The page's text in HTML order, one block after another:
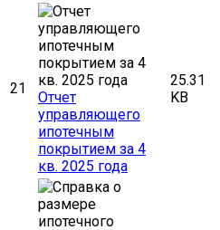
21
Отчет
управляющего
ипотечным
покрытием за 4
кв. 2025 года
25.31
KB